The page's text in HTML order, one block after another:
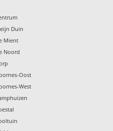
Duin
Mient
Noord
Oost
West